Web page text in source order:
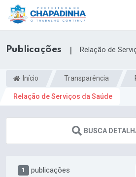
Publicações | Relação de
Início Transparência
Relação de Serviços da Saúde
BUSCA
1
publicações